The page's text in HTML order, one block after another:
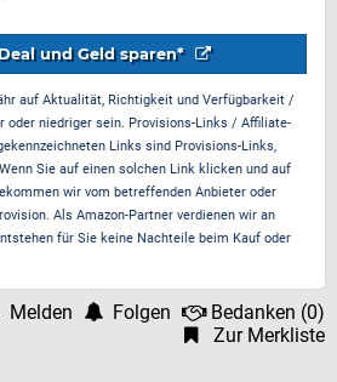
und Geld sparen*
auf Aktualität, Richtigkeit und Verfügbarkeit /
oder niedriger sein. Provisions-Links / Affiliate-
Links sind Provisions-Links,
Sie auf einen solchen Link klicken und auf
wir vom betreffenden Anbieter oder
Als Amazon-Partner verdienen wir an
für Sie keine Nachteile beim Kauf oder
Melden Folgen Bedanken (0)
Zur Merkliste